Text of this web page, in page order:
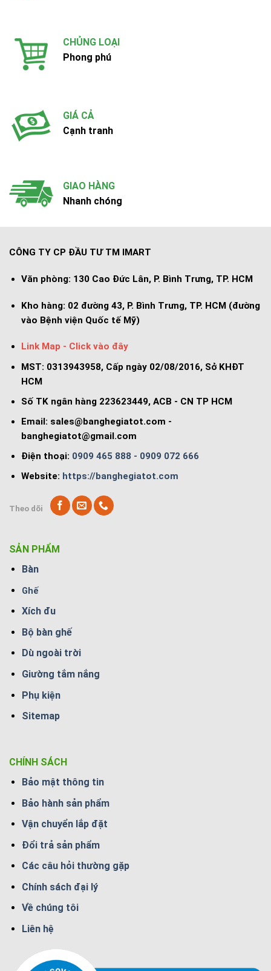
CHỦNG LOẠI
Phong phú
GIÁ CẢ
Cạnh tranh
GIAO HÀNG
Nhanh chóng
CÔNG TY CP ĐẦU TƯ TM IMART
Văn phòng: 130 Cao Đức Lân, P. Bình Trưng, TP. HCM
Kho hàng: 02 đường 43, P. Bình Trưng, TP. HCM (đường
vào Bệnh viện Quốc tế Mỹ)
Link Map - Click vào đây
MST: 0313943958, Cấp ngày 02/08/2016, Sở KHĐT
HCM
Số TK ngân hàng 223623449, ACB - CN TP HCM
Email: sales@banghegiatot.com -
banghegiatot@gmail.com
Điện thoại: 0909 465 888 - 0909 072 666
Website: https://banghegiatot.com
Theo dõi
SẢN PHẨM
Bàn
Ghế
Xích đu
Bộ bàn ghế
Dù ngoài trời
Giường tắm nắng
Phụ kiện
Sitemap
CHÍNH SÁCH
Bảo mật thông tin
Bảo hành sản phẩm
Vận chuyển lắp đặt
Đổi trả sản phẩm
Các câu hỏi thường gặp
Chính sách đại lý
Về chúng tôi
Liên hệ